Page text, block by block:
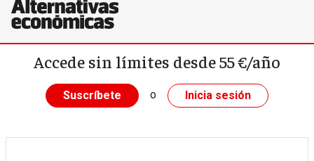
Pasar al contenido principal
Accede sin límites desde 55 €/año
Suscríbete o Inicia sesión